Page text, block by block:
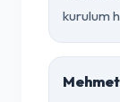
kurulum